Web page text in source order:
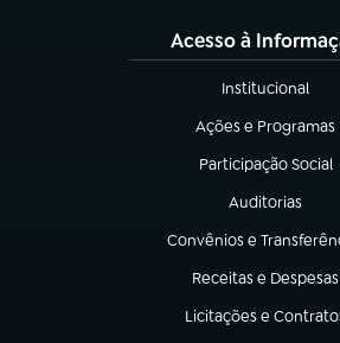
Acesso à
Institucional
(abre em nova
Ações e Programas
(abre em nova aba)
Participação Social
(abre em nova aba)
Auditorias
(abre em nova
Convênios e
(abre em nova aba)
Receitas e Despesas
(abre em nova aba)
Licitações e
(abre em nova aba)